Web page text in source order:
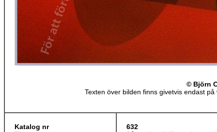
© Björn
Texten över bilden finns givetvis endast
Katalog nr
632